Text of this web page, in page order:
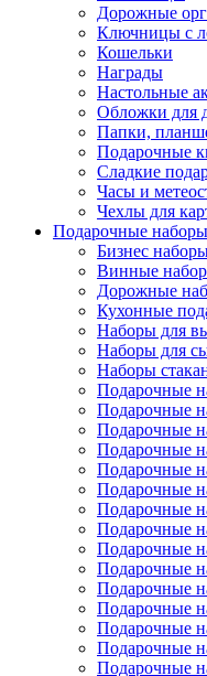
Дорожные
Ключницы с
Кошельки
Награды
Настольные
Обложки для
Папки,
Подарочные
Сладкие
Часы и
Чехлы для
Подарочные наборы
Бизнес
Винные
Дорожные
Кухонные
Наборы для
Наборы для
Наборы
Подарочные
Подарочные
Подарочные
Подарочные
Подарочные
Подарочные
Подарочные
Подарочные
Подарочные
Подарочные
Подарочные
Подарочные
Подарочные
Подарочные
Подарочные